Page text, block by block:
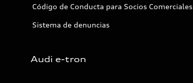
Código de Conducta para Socios Comerciales
Sistema de denuncias
Audi e-tron